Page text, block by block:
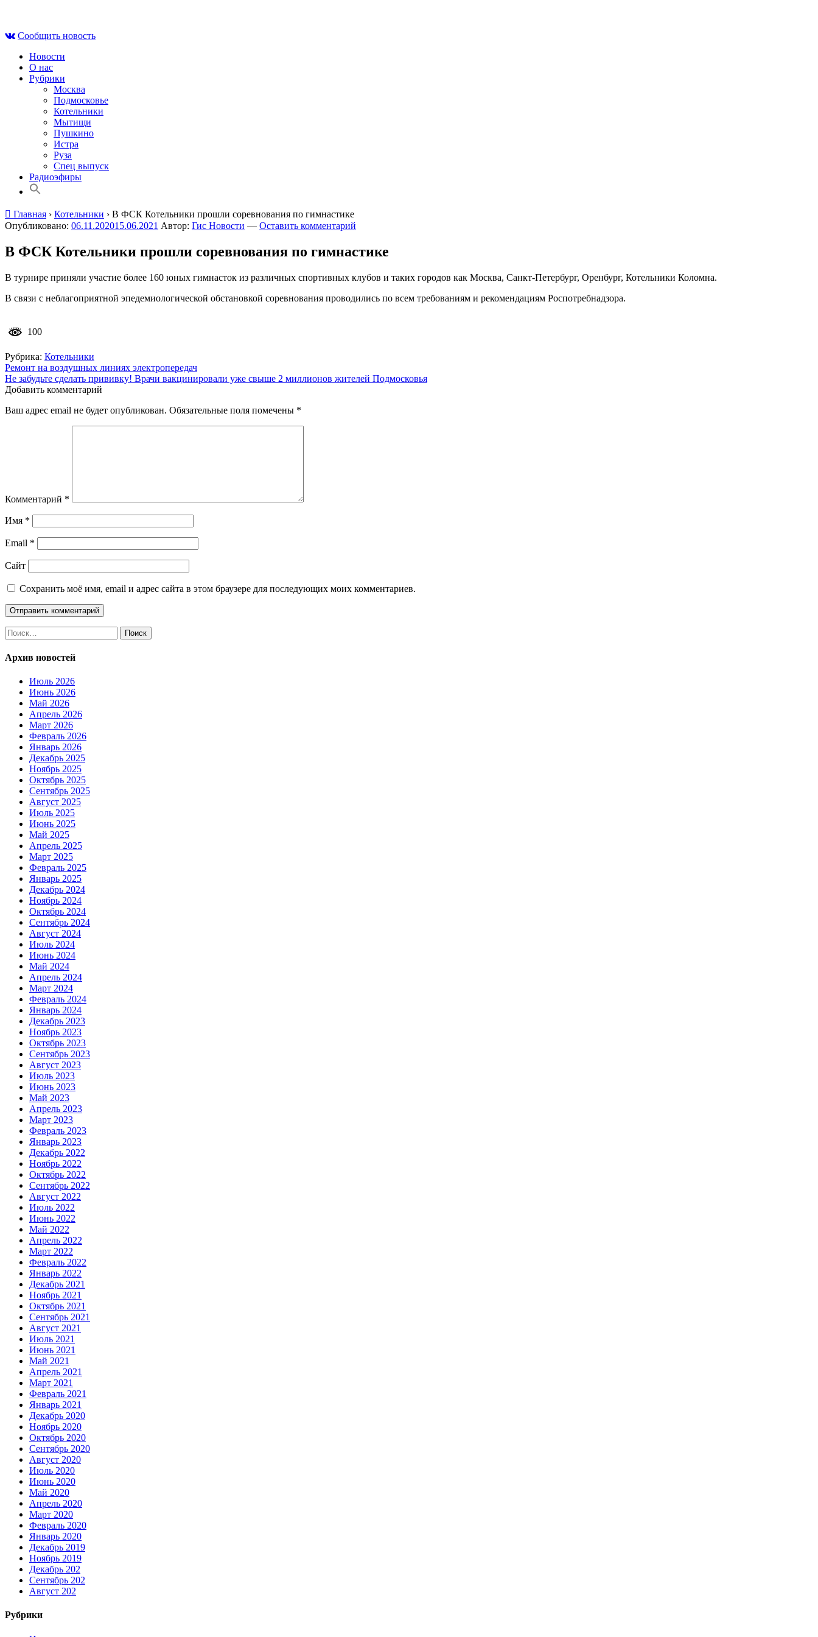
contentСообщить новость
Новости
О нас
Рубрики
Москва
Подмосковье
Котельники
Мытищи
Пушкино
Истра
Руза
Спец выпуск
Радиоэфиры
Главная › Котельники › В ФСК Котельники прошли соревнования по гимнастике
Опубликовано: 06.11.202015.06.2021 Автор: Гис Новости — Оставить комментарий
В ФСК Котельники прошли соревнования по гимнастике
В турнире приняли участие более 160 юных гимнасток из различных спортивных клубов и таких городов как Москва, Санкт-Петербург, Оренбург, Котельники Коломна.
В связи с неблагоприятной эпедемиологической обстановкой соревнования проводились по всем требованиям и рекомендациям Роспотребнадзора.
100
Рубрика: Котельники
Навигация
по
Ремонт на воздушных линиях электропередач
Не забудьте сделать прививку! Врачи вакцинировали уже свыше 2 миллионов жителей Подмосковья
Добавить комментарий
Ваш адрес email не будет опубликован. Обязательные поля помечены *
Комментарий *
Имя *
Email *
Сайт
Сохранить моё имя, email и адрес сайта в этом браузере для последующих моих комментариев.
Найти:
Архив новостей
Июль 2026
Июнь 2026
Май 2026
Апрель 2026
Март 2026
Февраль 2026
Январь 2026
Декабрь 2025
Ноябрь 2025
Октябрь 2025
Сентябрь 2025
Август 2025
Июль 2025
Июнь 2025
Май 2025
Апрель 2025
Март 2025
Февраль 2025
Январь 2025
Декабрь 2024
Ноябрь 2024
Октябрь 2024
Сентябрь 2024
Август 2024
Июль 2024
Июнь 2024
Май 2024
Апрель 2024
Март 2024
Февраль 2024
Январь 2024
Декабрь 2023
Ноябрь 2023
Октябрь 2023
Сентябрь 2023
Август 2023
Июль 2023
Июнь 2023
Май 2023
Апрель 2023
Март 2023
Февраль 2023
Январь 2023
Декабрь 2022
Ноябрь 2022
Октябрь 2022
Сентябрь 2022
Август 2022
Июль 2022
Июнь 2022
Май 2022
Апрель 2022
Март 2022
Февраль 2022
Январь 2022
Декабрь 2021
Ноябрь 2021
Октябрь 2021
Сентябрь 2021
Август 2021
Июль 2021
Июнь 2021
Май 2021
Апрель 2021
Март 2021
Февраль 2021
Январь 2021
Декабрь 2020
Ноябрь 2020
Октябрь 2020
Сентябрь 2020
Август 2020
Июль 2020
Июнь 2020
Май 2020
Апрель 2020
Март 2020
Февраль 2020
Январь 2020
Декабрь 2019
Ноябрь 2019
Декабрь 202
Сентябрь 202
Август 202
Рубрики